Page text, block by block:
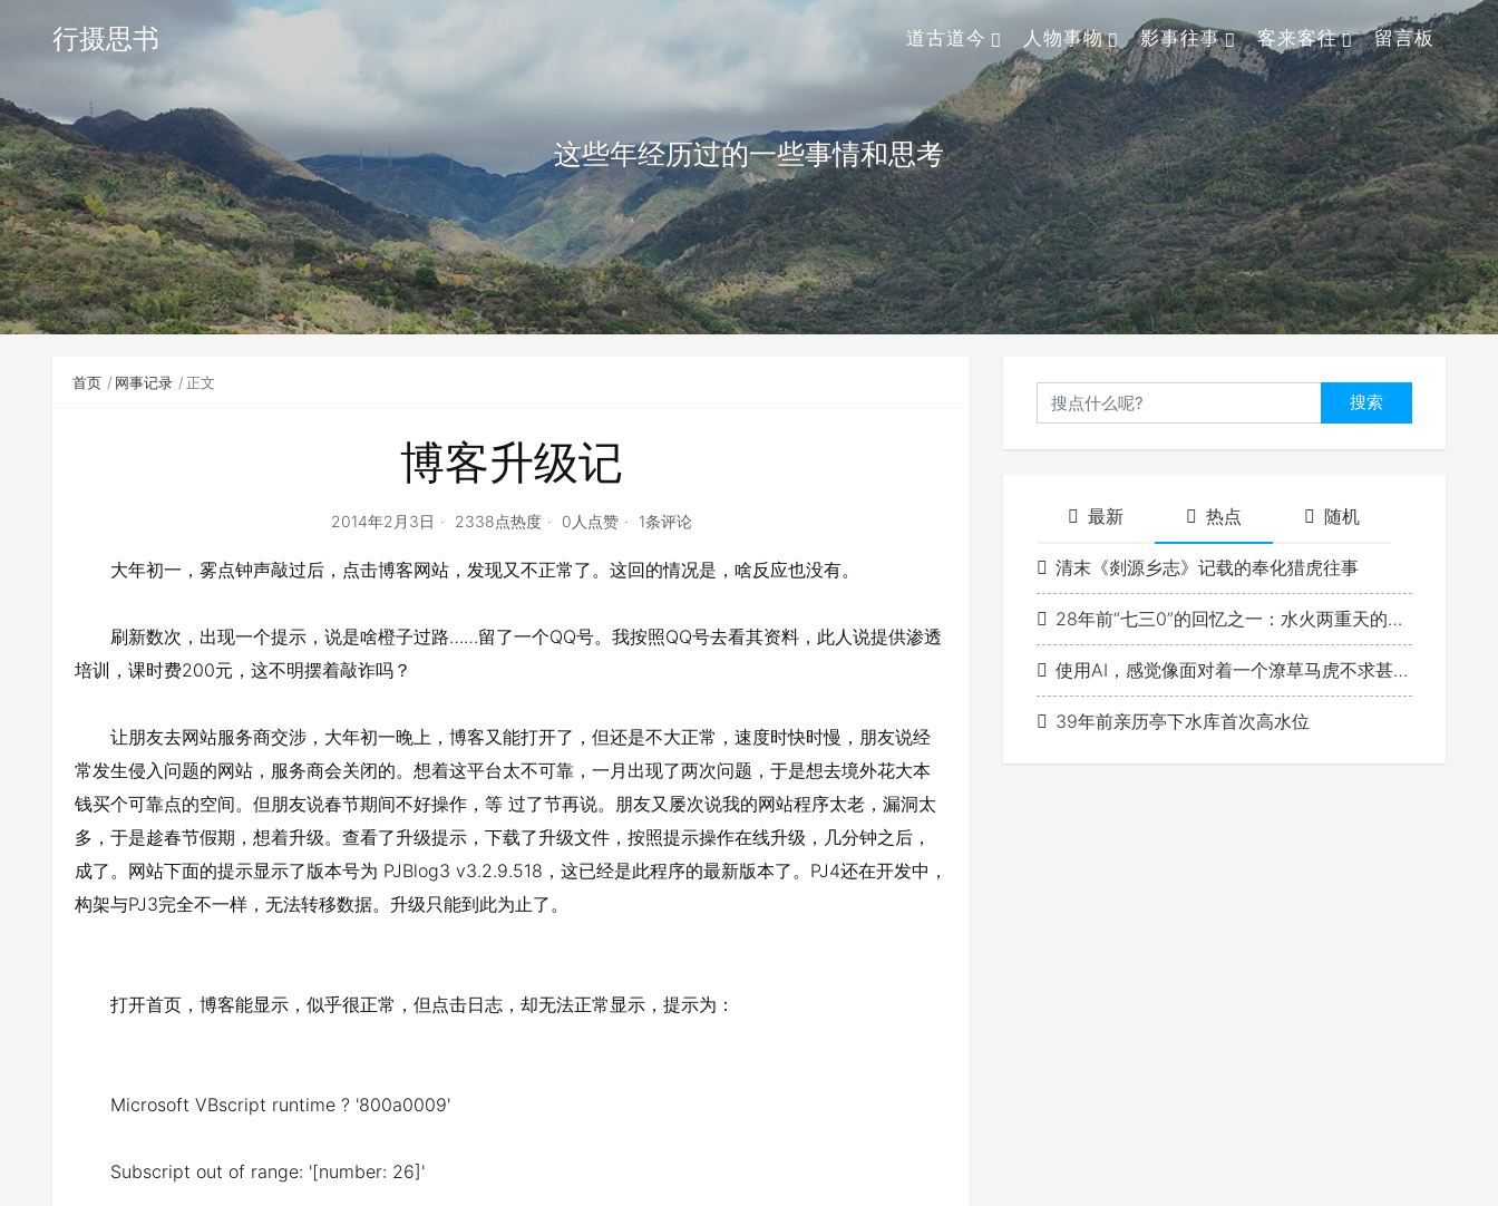
行摄思书 道古道今 人物事物 影事往事 客来客往 留言板
这些年经历过的一些事情和思考
首页 网事记录 正文
博客升级记
2014年2月3日 2338点热度 0人点赞 1条评论
大年初一，雾点钟声敲过后，点击博客网站，发现又不正常了。这回的情况是，啥反应也没有。
刷新数次，出现一个提示，说是啥橙子过路……留了一个QQ号。我按照QQ号去看其资料，此人说提供渗透
培训，课时费200元，这不明摆着敲诈吗？
让朋友去网站服务商交涉，大年初一晚上，博客又能打开了，但还是不大正常，速度时快时慢，朋友说经
常发生侵入问题的网站，服务商会关闭的。想着这平台太不可靠，一月出现了两次问题，于是想去境外花大本
钱买个可靠点的空间。但朋友说春节期间不好操作，等 过了节再说。朋友又屡次说我的网站程序太老，漏洞太
多，于是趁春节假期，想着升级。查看了升级提示，下载了升级文件，按照提示操作在线升级，几分钟之后，
成了。网站下面的提示显示了版本号为 PJBlog3 v3.2.9.518，这已经是此程序的最新版本了。PJ4还在开发中，
构架与PJ3完全不一样，无法转移数据。升级只能到此为止了。
打开首页，博客能显示，似乎很正常，但点击日志，却无法正常显示，提示为：
Microsoft VBscript runtime ? '800a0009'
Subscript out of range: '[number: 26]'
搜索
最新 热点 随机
清末《剡源乡志》记载的奉化猎虎往事
28年前“七三0”的回忆之一：水火两重天的7月
使用AI，感觉像面对着一个潦草马虎不求甚解的学生
39年前亲历亭下水库首次高水位